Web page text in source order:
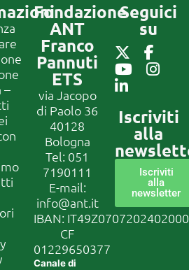
–
Fondazione
ANT
Franco
Pannuti
ETS
via Jacopo
di Paolo 36
40128
Bologna
Tel: 051
7190111
E-mail:
info@ant.it
IBAN:
CF
01229650377
Canale di
Seguici
su
Iscriviti
alla
Iscriviti
alla
newsletter